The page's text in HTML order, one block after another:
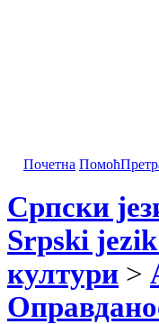
Почетна Помоћ
Српски
Srpski
култури >